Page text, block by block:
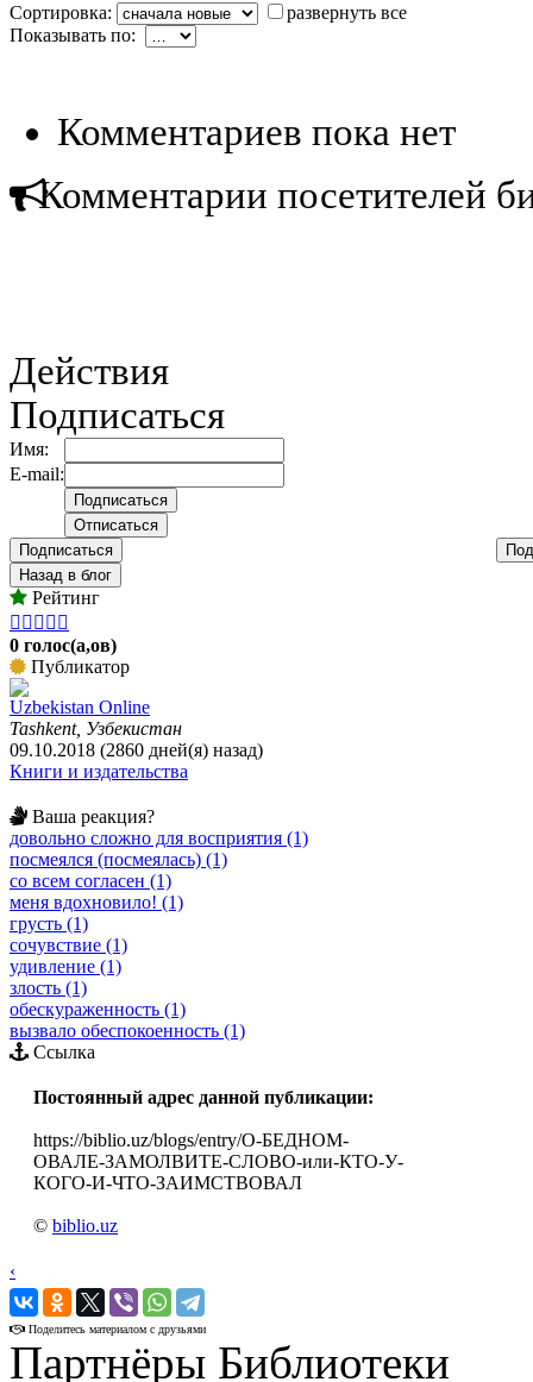
Сортировка:
развернуть все
Показывать по:
Комментариев пока нет
Комментарии посетителей
Действия
Подписаться
Имя:
E-mail:
Подписаться
Назад в блог
Рейтинг
    
0 голос(а,ов)
Публикатор
Uzbekistan Online
Tashkent, Узбекистан
09.10.2018 (2860 дней(я) назад)
Книги и издательства
Ваша реакция?
довольно сложно для восприятия (1)
посмеялся (посмеялась) (1)
со всем согласен (1)
меня вдохновило! (1)
грусть (1)
сочувствие (1)
удивление (1)
злость (1)
обескураженность (1)
вызвало обеспокоенность (1)
Ссылка
Постоянный адрес данной публикации:
https://biblio.uz/blogs/entry/О-БЕДНОМ-
ОВАЛЕ-ЗАМОЛВИТЕ-СЛОВО-или-КТО-У-
КОГО-И-ЧТО-ЗАИМСТВОВАЛ
© biblio.uz
‹
›
Поделитесь материалом с друзьями
Партнёры Библиотеки